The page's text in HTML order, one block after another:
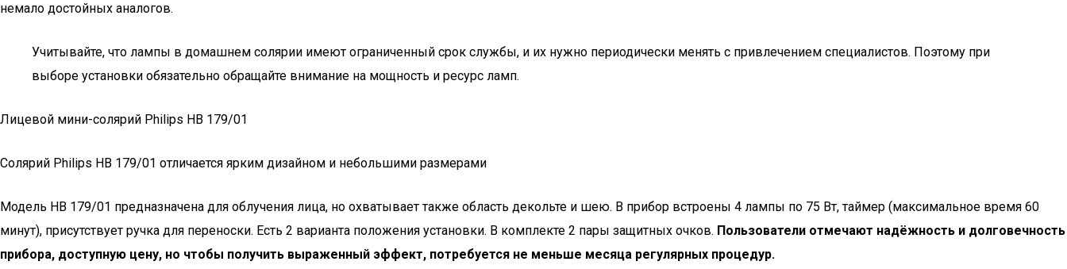
немало достойных аналогов.
Учитывайте, что лампы в домашнем солярии имеют ограниченный срок службы, и их нужно периодически менять с привлечением специалистов. Поэтому при
выборе установки обязательно обращайте внимание на мощность и ресурс ламп.
Лицевой мини-солярий Philips HB 179/01
Солярий Philips HB 179/01 отличается ярким дизайном и небольшими размерами
Модель HB 179/01 предназначена для облучения лица, но охватывает также область декольте и шею. В прибор встроены 4 лампы по 75 Вт, таймер (максимальное время 60
минут), присутствует ручка для переноски. Есть 2 варианта положения установки. В комплекте 2 пары защитных очков. Пользователи отмечают надёжность и долговечность
прибора, доступную цену, но чтобы получить выраженный эффект, потребуется не меньше месяца регулярных процедур.